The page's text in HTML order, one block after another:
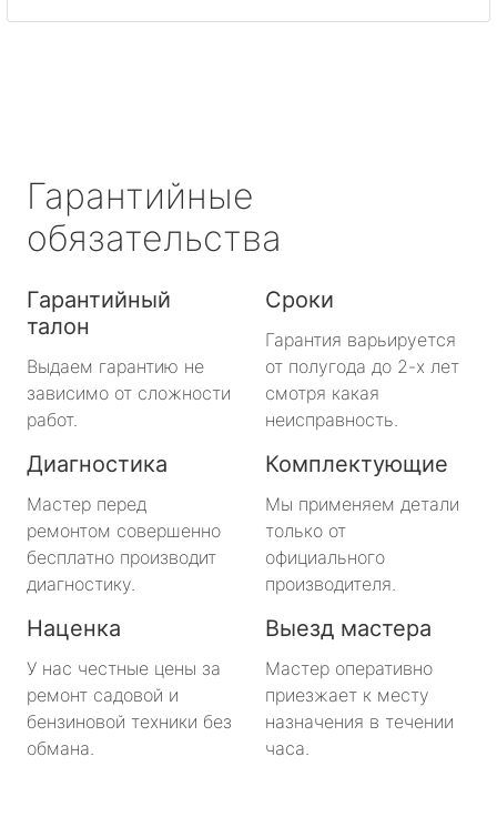
Гарантийные
обязательства
Гарантийный
талон
Выдаем гарантию не
зависимо от сложности
работ.
Сроки
Гарантия варьируется
от полугода до 2-х лет
смотря какая
неисправность.
Диагностика
Мастер перед
ремонтом совершенно
бесплатно производит
диагностику.
Комплектующие
Мы применяем детали
только от
официального
производителя.
Наценка
У нас честные цены за
ремонт садовой и
бензиновой техники без
обмана.
Выезд мастера
Мастер оперативно
приезжает к месту
назначения в течении
часа.